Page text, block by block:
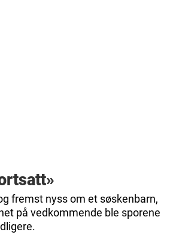
fremst nyss om et søskenbarn,
på vedkommende ble sporene